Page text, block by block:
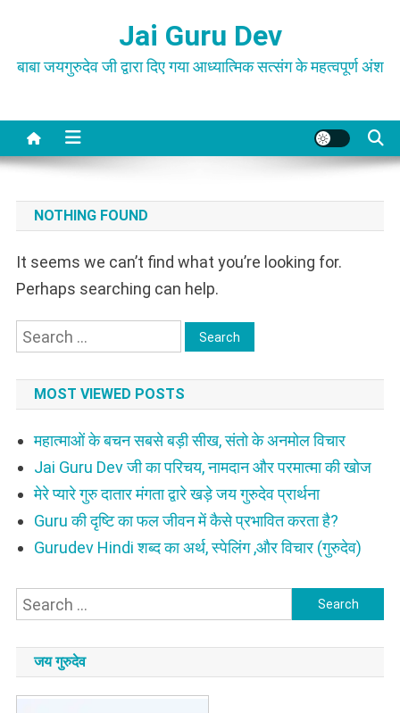
content
Jai Guru Dev
बाबा जयगुरुदेव जी द्वारा दिए गया आध्यात्मिक सत्संग के महत्वपूर्ण अंश
NOTHING FOUND
It seems we can’t find what you’re looking for.
Perhaps searching can help.
Search
MOST VIEWED POSTS
महात्माओं के बचन सबसे बड़ी सीख, संतो के अनमोल विचार
Jai Guru Dev जी का परिचय, नामदान और परमात्मा की खोज
मेरे प्यारे गुरु दातार मंगता द्वारे खड़े जय गुरुदेव प्रार्थना
Guru की दृष्टि का फल जीवन में कैसे प्रभावित करता है?
Gurudev Hindi शब्द का अर्थ, स्पेलिंग ,और विचार (गुरुदेव)
Search
जय गुरुदेव